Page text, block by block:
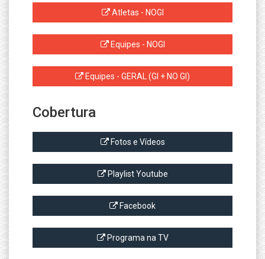
Atletas - NOGI
Equipes - NOGI
Equipes - GERAL (GI + NO GI)
Cobertura
Fotos e Vídeos
Playlist Youtube
Facebook
Programa na TV